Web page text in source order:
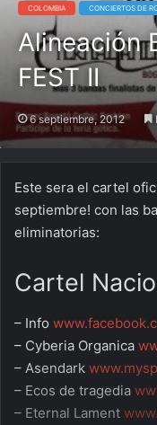
COLOMBIA CONCIERTOS DE
Alineación
FEST II
6 septiembre, 2012
Este sera el cartel
septiembre! con las
eliminatorias:
Cartel
– Info
– Cyberia Organica
– Asendark
– Ecos de tragedia
– Eternal Lament